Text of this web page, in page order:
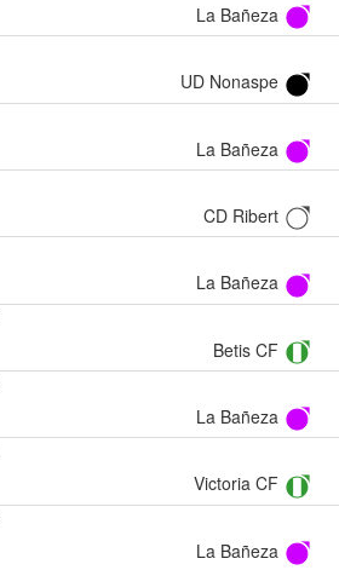
La Bañeza
UD Nonaspe
La Bañeza
CD Ribert
La Bañeza
Betis CF
La Bañeza
Victoria CF
La Bañeza